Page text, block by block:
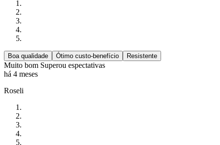
Boa qualidade Ótimo custo-benefício Resistente
Muito bom Superou espectativas
há 4 meses
Roseli